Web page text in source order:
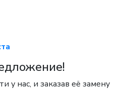
у нас, и заказав её замену